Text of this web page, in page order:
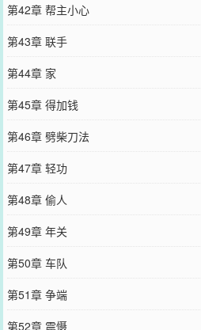
第42章 帮主小心
第43章 联手
第44章 家
第45章 得加钱
第46章 劈柴刀法
第47章 轻功
第48章 偷人
第49章 年关
第50章 车队
第51章 争端
第52章 震慑